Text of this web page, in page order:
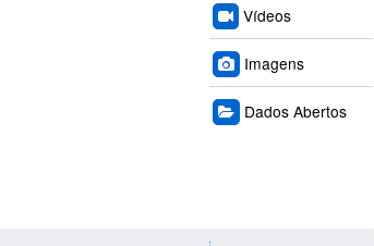
Vídeos
Imagens
Dados Abertos